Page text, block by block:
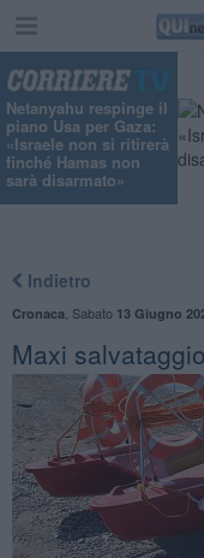
Netanyahu respinge il
piano Usa per Gaza:
«Israele non si ritirerà
finché Hamas non
sarà disarmato»
Indietro
Cronaca Sabato 13 Giugno
Maxi